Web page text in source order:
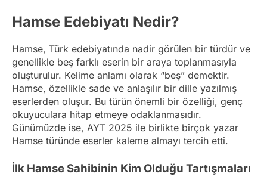
Hamse Edebiyatı Nedir?
Hamse, Türk edebiyatında nadir görülen bir türdür ve
genellikle beş farklı eserin bir araya toplanmasıyla
oluşturulur. Kelime anlamı olarak “beş” demektir.
Hamse, özellikle sade ve anlaşılır bir dille yazılmış
eserlerden oluşur. Bu türün önemli bir özelliği, genç
okuyuculara hitap etmeye odaklanmasıdır.
Günümüzde ise, AYT 2025 ile birlikte birçok yazar
Hamse türünde eserler kaleme almayı tercih etti.
İlk Hamse Sahibinin Kim Olduğu Tartışmaları